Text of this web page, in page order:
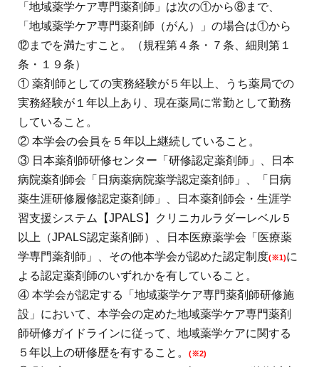
「地域薬学ケア専門薬剤師」は次の①から⑧まで、
「地域薬学ケア専門薬剤師（がん）」の場合は①から
⑫までを満たすこと。（規程第４条・７条、細則第１
条・１９条）
① 薬剤師としての実務経験が５年以上、うち薬局での
実務経験が１年以上あり、現在薬局に常勤として勤務
していること。
② 本学会の会員を５年以上継続していること。
③ 日本薬剤師研修センター「研修認定薬剤師」、日本
病院薬剤師会「日病薬病院薬学認定薬剤師」、「日病
薬生涯研修履修認定薬剤師」、日本薬剤師会・生涯学
習支援システム【JPALS】クリニカルラダーレベル５
以上（JPALS認定薬剤師）、日本医療薬学会「医療薬
学専門薬剤師」、その他本学会が認めた認定制度(※1)に
よる認定薬剤師のいずれかを有していること。
④ 本学会が認定する「地域薬学ケア専門薬剤師研修施
設」において、本学会の定めた地域薬学ケア専門薬剤
師研修ガイドラインに従って、地域薬学ケアに関する
５年以上の研修歴を有すること。
(※2)